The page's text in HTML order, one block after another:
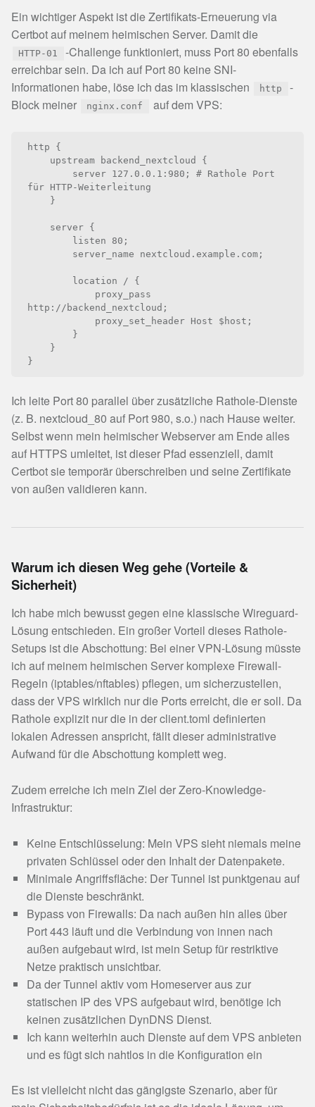
Ein wichtiger Aspekt ist die Zertifikats-Erneuerung via
Certbot auf meinem heimischen Server. Damit die
HTTP-01
-Challenge funktioniert, muss Port 80 ebenfalls
erreichbar sein. Da ich auf Port 80 keine SNI-
Informationen habe, löse ich das im klassischen
http
-
Block meiner
nginx.conf auf dem VPS:
http {
für HTTP-Weiterleitung
http://backend_nextcloud;
}
Ich leite Port 80 parallel über zusätzliche Rathole-Dienste
(z. B. nextcloud_80 auf Port 980, s.o.) nach Hause weiter.
Selbst wenn mein heimischer Webserver am Ende alles
auf HTTPS umleitet, ist dieser Pfad essenziell, damit
Certbot sie temporär überschreiben und seine Zertifikate
von außen validieren kann.
Warum ich diesen Weg gehe (Vorteile &
Sicherheit)
Ich habe mich bewusst gegen eine klassische Wireguard-
Lösung entschieden. Ein großer Vorteil dieses Rathole-
Setups ist die Abschottung: Bei einer VPN-Lösung müsste
ich auf meinem heimischen Server komplexe Firewall-
Regeln (iptables/nftables) pflegen, um sicherzustellen,
dass der VPS wirklich nur die Ports erreicht, die er soll. Da
Rathole explizit nur die in der client.toml definierten
lokalen Adressen anspricht, fällt dieser administrative
Aufwand für die Abschottung komplett weg.
Zudem erreiche ich mein Ziel der Zero-Knowledge-
Infrastruktur:
Keine Entschlüsselung: Mein VPS sieht niemals meine
privaten Schlüssel oder den Inhalt der Datenpakete.
Minimale Angriffsfläche: Der Tunnel ist punktgenau auf
die Dienste beschränkt.
Bypass von Firewalls: Da nach außen hin alles über
Port 443 läuft und die Verbindung von innen nach
außen aufgebaut wird, ist mein Setup für restriktive
Netze praktisch unsichtbar.
Da der Tunnel aktiv vom Homeserver aus zur
statischen IP des VPS aufgebaut wird, benötige ich
keinen zusätzlichen DynDNS Dienst.
Ich kann weiterhin auch Dienste auf dem VPS anbieten
und es fügt sich nahtlos in die Konfiguration ein
Es ist vielleicht nicht das gängigste Szenario, aber für